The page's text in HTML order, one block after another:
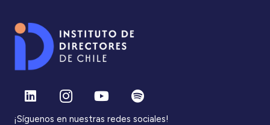
¡Síguenos en nuestras redes sociales!